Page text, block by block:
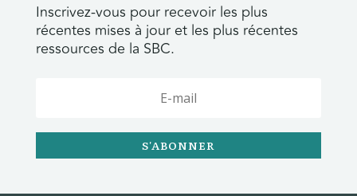
Inscrivez-vous pour recevoir les plus
récentes mises à jour et les plus récentes
ressources de la SBC.
S'ABONNER